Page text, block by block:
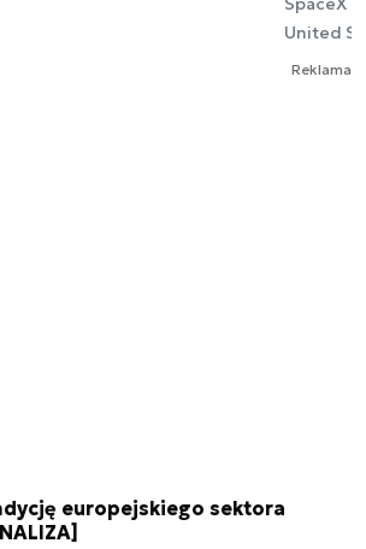
United
Reklama
europejskiego sektora